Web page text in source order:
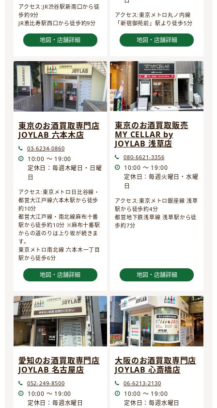
アクセス:JR渋谷駅新南口から徒
歩約9分
JR恵比寿駅西口から徒歩約9分
地図・店舗詳細
アクセス:東京メトロ丸ノ内線
「新宿御苑前」駅より徒歩5分
地図・店舗詳細
東京のお酒買取専門店
JOYLAB 六本木店
03-6234-0860
10:00 ～ 19:00
定休日：毎週木曜日・日曜
日
アクセス:東京メトロ日比谷線・
都営大江戸線六本木駅から徒歩
約10分
都営大江戸線・南北線麻布十番
駅から徒歩約10分 ※麻布十番駅
からの道のりは上り坂が続きま
す。
東京メトロ南北線 六本木一丁目
駅から徒歩6分
地図・店舗詳細
東京のお酒買取販売
MY CELLAR by
JOYLAB 浅草店
080-6621-3356
10:00 ～ 19:00
定休日：毎週火曜日・水曜
日
アクセス:東京メトロ銀座線 浅草
駅から徒歩約4分
都営地下鉄浅草線 浅草駅から徒
歩約7分
地図・店舗詳細
愛知のお酒買取専門店
JOYLAB 名古屋店
052-249-8500
10:00 ～ 19:00
定休日：毎週水曜日
大阪のお酒買取専門店
JOYLAB 心斎橋店
06-6213-2130
10:00 ～ 19:00
定休日：毎週水曜日